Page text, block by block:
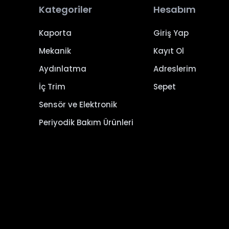
Kategoriler
Kaporta
Mekanik
Aydınlatma
İç Trim
Sensör ve Elektronik
Periyodik Bakım Ürünleri
Hesabım
Giriş Yap
Kayıt Ol
Adreslerim
Sepet